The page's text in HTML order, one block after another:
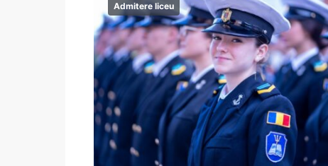
Admitere liceu